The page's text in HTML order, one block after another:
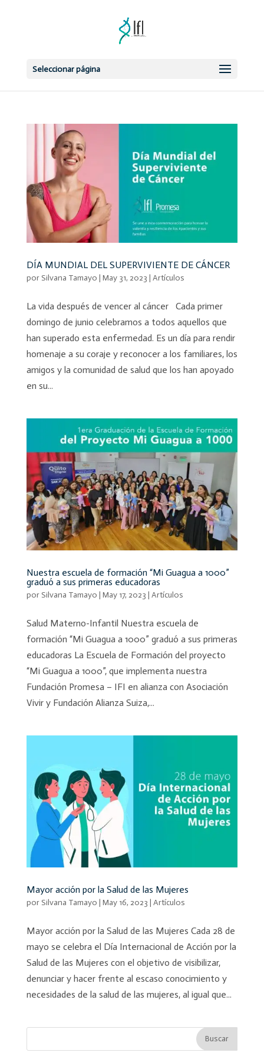
Seleccionar página
DÍA MUNDIAL DEL SUPERVIVIENTE DE CÁNCER
por Silvana Tamayo | May 31, 2023 | Artículos
La vida después de vencer al cáncer Cada primer
domingo de junio celebramos a todos aquellos que
han superado esta enfermedad. Es un día para rendir
homenaje a su coraje y reconocer a los familiares, los
amigos y la comunidad de salud que los han apoyado
en su...
Nuestra escuela de formación “Mi Guagua a 1000”
graduó a sus primeras educadoras
por Silvana Tamayo | May 17, 2023 | Artículos
Salud Materno-Infantil Nuestra escuela de
formación “Mi Guagua a 1000” graduó a sus primeras
educadoras La Escuela de Formación del proyecto
“Mi Guagua a 1000”, que implementa nuestra
Fundación Promesa – IFI en alianza con Asociación
Vivir y Fundación Alianza Suiza,...
Mayor acción por la Salud de las Mujeres
por Silvana Tamayo | May 16, 2023 | Artículos
Mayor acción por la Salud de las Mujeres Cada 28 de
mayo se celebra el Día Internacional de Acción por la
Salud de las Mujeres con el objetivo de visibilizar,
denunciar y hacer frente al escaso conocimiento y
necesidades de la salud de las mujeres, al igual que...